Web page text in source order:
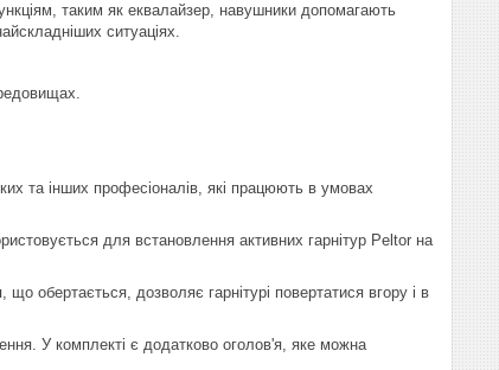
таким як еквалайзер, навушники допомагають
ситуаціях.
та інших професіоналів, які працюють в умовах
для встановлення активних гарнітур Peltor на
обертається, дозволяє гарнітурі повертатися вгору і в
У комплекті є додатково оголов'я, яке можна